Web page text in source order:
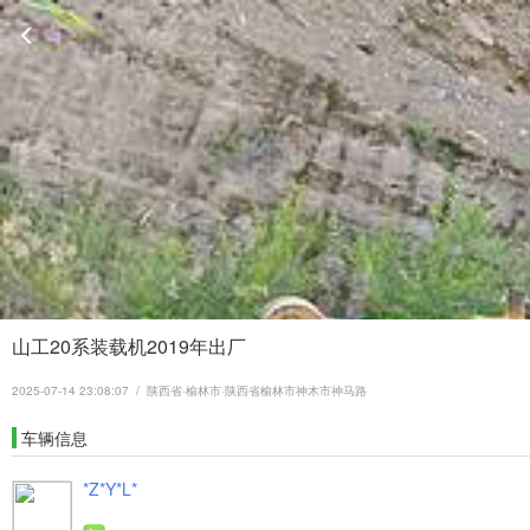
山工20系装载机2019年出厂
2025-07-14 23:08:07 / 陕西省·榆林市·陕西省榆林市神木市神马路
车辆信息
*Z*Y*L*